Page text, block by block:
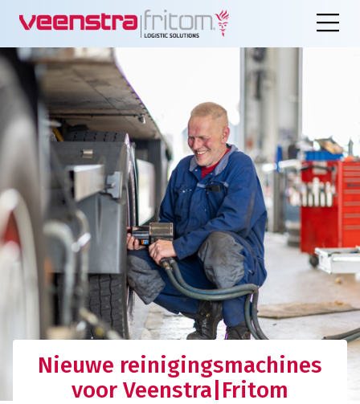
Nieuwe reinigingsmachines
voor Veenstra|Fritom